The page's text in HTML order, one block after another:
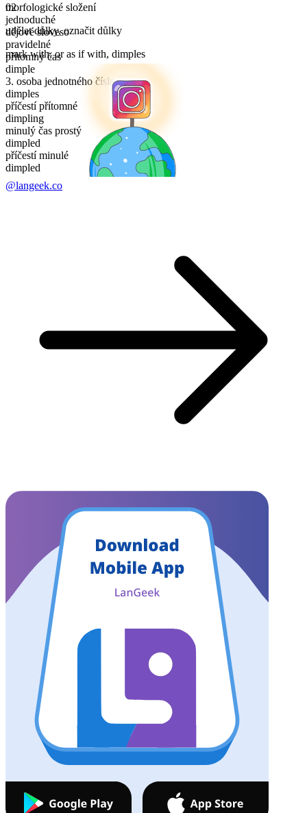
morfologické složení
jednoduché
dějové sloveso
pravidelné
přítomný čas
dimple
3. osoba jednotného čísla
dimples
příčestí přítomné
dimpling
minulý čas prostý
dimpled
příčestí minulé
dimpled
02
udělat důlky,označit důlky
mark with, or as if with, dimples
@langeek.co